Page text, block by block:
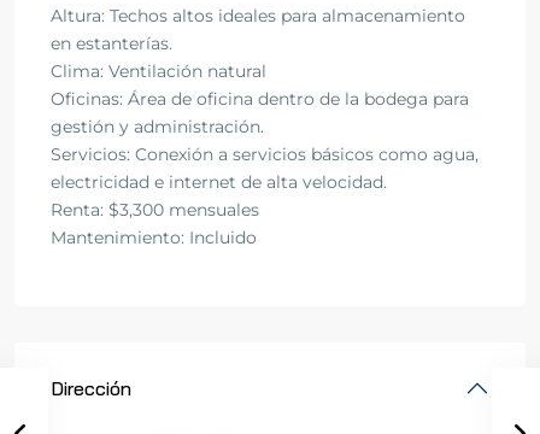
Altura: Techos altos ideales para almacenamiento
en estanterías.
Clima: Ventilación natural
Oficinas: Área de oficina dentro de la bodega para
gestión y administración.
Servicios: Conexión a servicios básicos como agua,
electricidad e internet de alta velocidad.
Renta: $3,300 mensuales
Mantenimiento: Incluido
Dirección